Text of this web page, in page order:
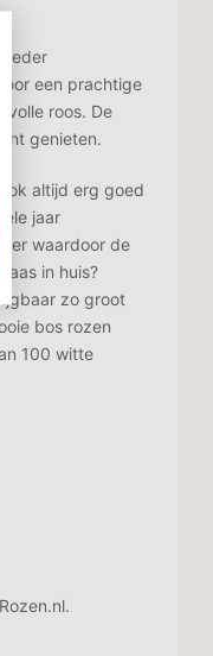
ieder
een prachtige
volle roos. De
genieten.
altijd erg goed
jaar
waardoor de
in huis?
zo groot
bos rozen
100 witte